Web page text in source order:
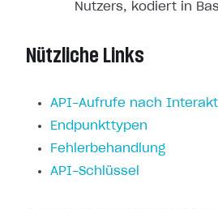
Nutzers, kodiert in
Nützliche Links
API-Aufrufe nach
Endpunkttypen
Fehlerbehandlung
API-Schlüssel